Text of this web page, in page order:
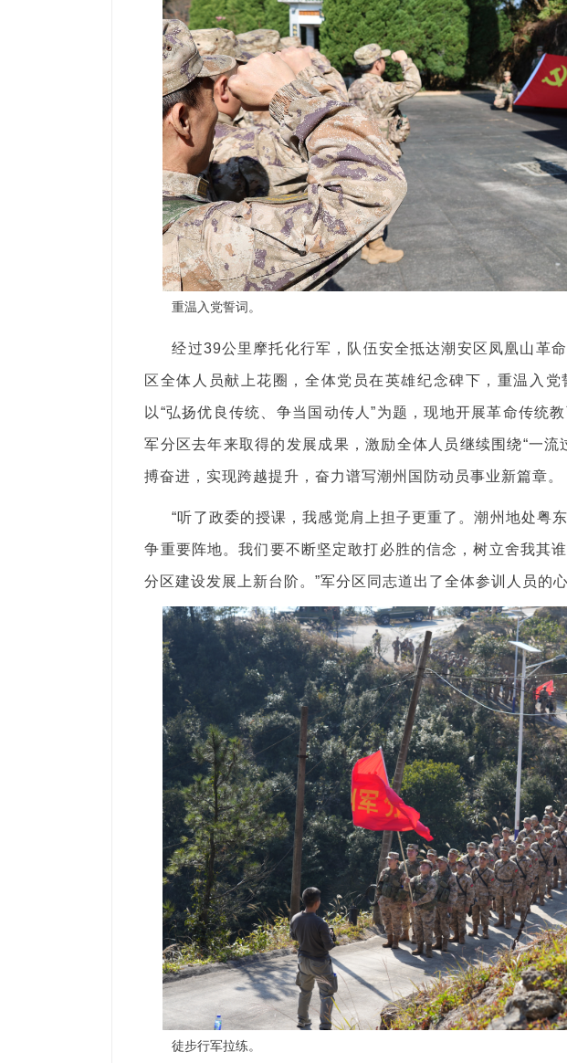
重温入党誓词。
经过39公里摩托化行军，队伍安全抵达潮安区凤凰山革
区全体人员献上花圈，全体党员在英雄纪念碑下，重温入
以“弘扬优良传统、争当国动传人”为题，现地开展革命传统
军分区去年来取得的发展成果，激励全体人员继续围绕“一
搏奋进，实现跨越提升，奋力谱写潮州国防动员事业新篇章。
“听了政委的授课，我感觉肩上担子更重了。潮州地处粤
争重要阵地。我们要不断坚定敢打必胜的信念，树立舍我其
分区建设发展上新台阶。”军分区同志道出了全体参训人员的心
徒步行军拉练。